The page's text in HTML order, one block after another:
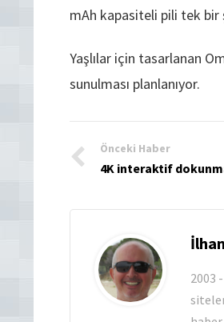
mAh kapasiteli pili tek bir
Yaşlılar için tasarlanan
sunulması planlanıyor.
Önceki Haber
4K interaktif
2003